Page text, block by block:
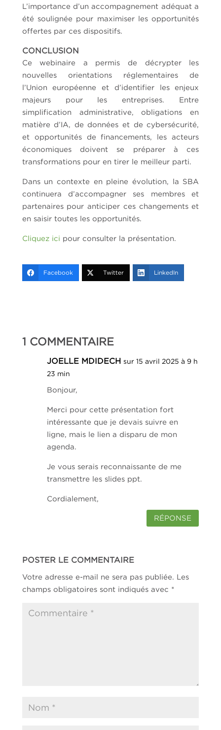
L’importance d’un accompagnement adéquat a
été soulignée pour maximiser les opportunités
offertes par ces dispositifs.
CONCLUSION
Ce webinaire a permis de décrypter les
nouvelles orientations réglementaires de
l’Union européenne et d’identifier les enjeux
majeurs pour les entreprises. Entre
simplification administrative, obligations en
matière d’IA, de données et de cybersécurité,
et opportunités de financements, les acteurs
économiques doivent se préparer à ces
transformations pour en tirer le meilleur parti.
Dans un contexte en pleine évolution, la SBA
continuera d’accompagner ses membres et
partenaires pour anticiper ces changements et
en saisir toutes les opportunités.
Cliquez ici pour consulter la présentation.
Facebook Twitter LinkedIn
1 COMMENTAIRE
JOELLE MDIDECH sur 15 avril 2025 à 9 h
23 min
Bonjour,
Merci pour cette présentation fort
intéressante que je devais suivre en
ligne, mais le lien a disparu de mon
agenda.
Je vous serais reconnaissante de me
transmettre les slides ppt.
Cordialement,
RÉPONSE
POSTER LE COMMENTAIRE
Votre adresse e-mail ne sera pas publiée.
Les
champs obligatoires sont indiqués avec *